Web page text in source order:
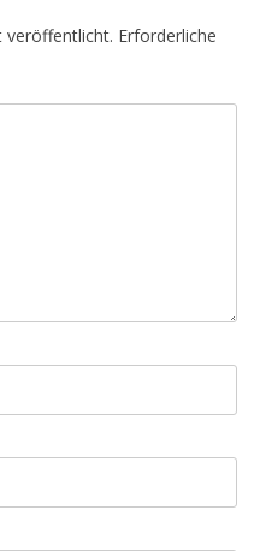
veröffentlicht. Erforderliche